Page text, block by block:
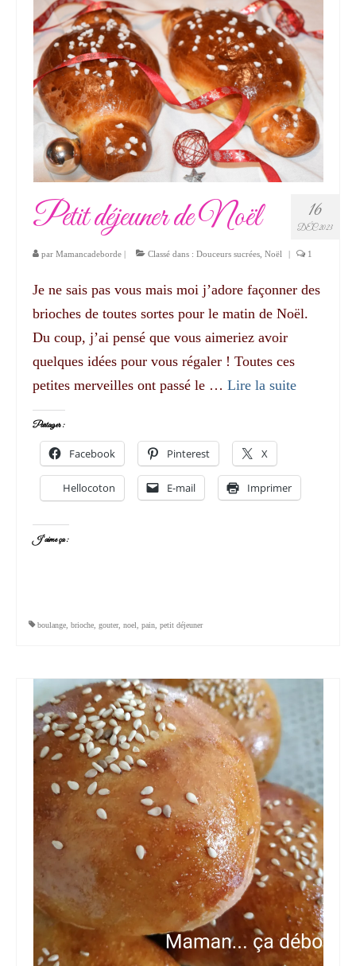
16
DÉC 2023
Petit déjeuner de Noël
par Mamancadeborde | Classé dans : Douceurs sucrées Noël | 1
Je ne sais pas vous mais moi j’adore façonner des
brioches de toutes sortes pour le matin de Noël.
Du coup, j’ai pensé que vous aimeriez avoir
quelques idées pour vous régaler ! Toutes ces
petites merveilles ont passé le … Lire la suite­­
Partager :
Facebook Pinterest X
Hellocoton E-mail Imprimer
J’aime ça :
boulange brioche gouter, noel pain petit déjeuner